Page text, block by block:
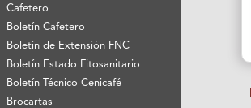
Cafetero
Boletín Cafetero
Boletín de Extensión FNC
Boletín Estado Fitosanitario
Boletín Técnico Cenicafé
Brocartas